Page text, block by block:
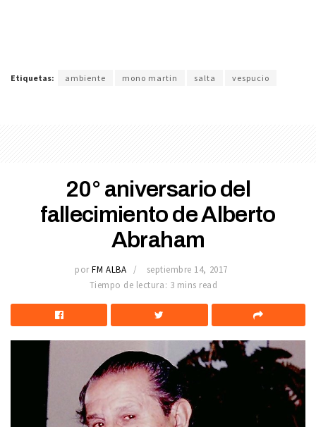
Etiquetas: ambiente mono martin salta vespucio
20° aniversario del
fallecimiento de Alberto
Abraham
por FM ALBA
septiembre 14, 2017
Tiempo de lectura: 3 mins read